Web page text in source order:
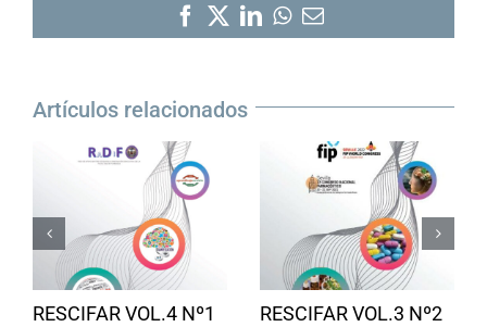
Facebook
X LinkedIn
WhatsApp
Correo
electrónico
Artículos relacionados
RESCIFAR VOL.4 Nº1 RESCIFAR VOL.3 Nº2